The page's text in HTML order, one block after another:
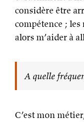
considère être
compétence ;
alors m’aider à
A quelle
C’est mon